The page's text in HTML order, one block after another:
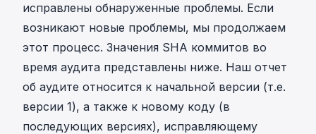
исправлены обнаруженные проблемы. Если
возникают новые проблемы, мы продолжаем
этот процесс. Значения SHA коммитов во
время аудита представлены ниже. Наш отчет
об аудите относится к начальной версии (т.е.
версии 1), а также к новому коду (в
последующих версиях), исправляющему